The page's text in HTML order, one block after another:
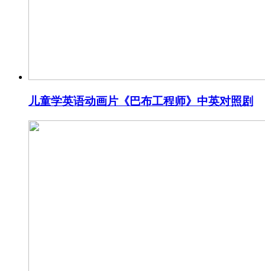
儿童学英语动画片《巴布工程师》中英对照剧